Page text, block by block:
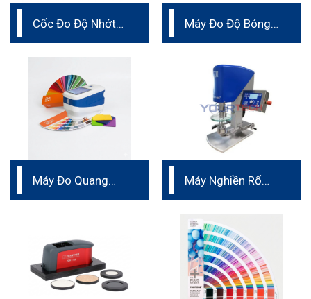
Cốc Đo Độ Nhớt
Máy Đo Độ Bóng
Máy Đo Quang
Máy Nghiền Rổ